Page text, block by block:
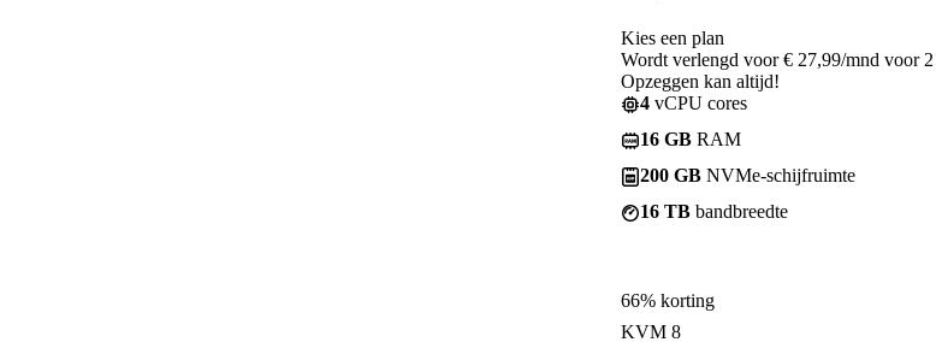
Kies een plan
Wordt verlengd voor € 27,99/mnd voor 2
Opzeggen kan altijd!
4 vCPU cores
16 GB RAM
200 GB NVMe-schijfruimte
16 TB bandbreedte
66% korting
KVM 8